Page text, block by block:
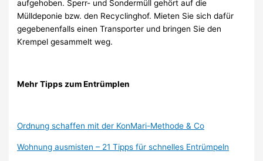
aufgehoben. Sperr- und Sondermüll gehört auf die
Mülldeponie bzw. den Recyclinghof. Mieten Sie sich dafür
gegebenenfalls einen Transporter und bringen Sie den
Krempel gesammelt weg.
Mehr Tipps zum Entrümplen
Ordnung schaffen mit der KonMari-Methode & Co
Wohnung ausmisten – 21 Tipps für schnelles Entrümpeln